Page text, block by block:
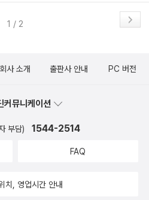
1 / 2
회사 소개 출판사 안내 PC 버전
커뮤니케이션
부담) 1544-2514
FAQ
치, 영업시간 안내